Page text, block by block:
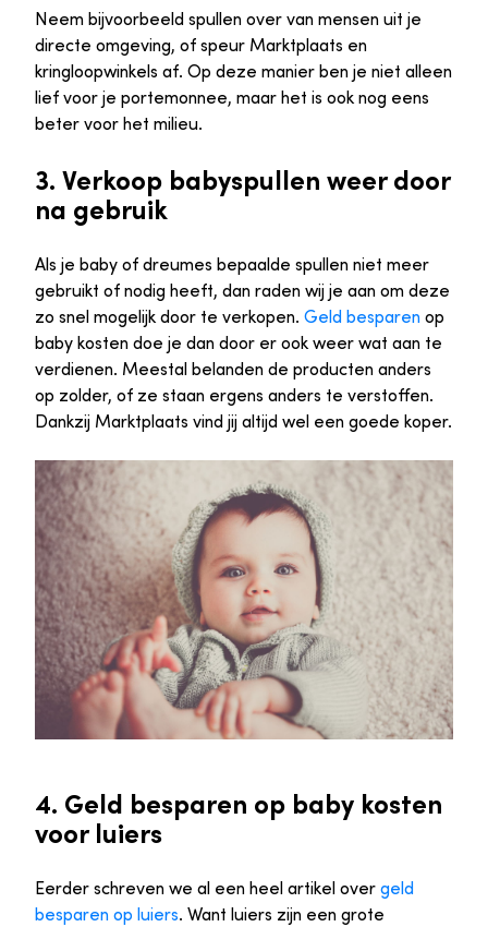
Neem bijvoorbeeld spullen over van mensen uit je
directe omgeving, of speur Marktplaats en
kringloopwinkels af. Op deze manier ben je niet alleen
lief voor je portemonnee, maar het is ook nog eens
beter voor het milieu.
3. Verkoop babyspullen weer door
na gebruik
Als je baby of dreumes bepaalde spullen niet meer
gebruikt of nodig heeft, dan raden wij je aan om deze
zo snel mogelijk door te verkopen. Geld besparen op
baby kosten doe je dan door er ook weer wat aan te
verdienen. Meestal belanden de producten anders
op zolder, of ze staan ergens anders te verstoffen.
Dankzij Marktplaats vind jij altijd wel een goede koper.
4. Geld besparen op baby kosten
voor luiers
Eerder schreven we al een heel artikel over geld
besparen op luiers. Want luiers zijn een grote